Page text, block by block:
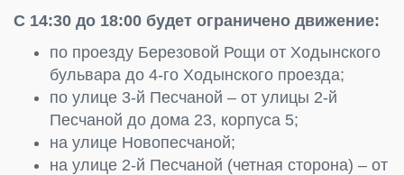
С 14:30 до 18:00 будет ограничено движение:
по проезду Березовой Рощи от Ходынского
бульвара до 4-го Ходынского проезда;
по улице 3-й Песчаной – от улицы 2-й
Песчаной до дома 23, корпуса 5;
на улице Новопесчаной;
на улице 2-й Песчаной (четная сторона) – от